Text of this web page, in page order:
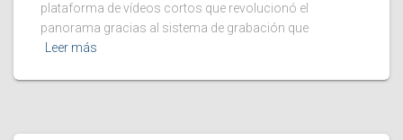
plataforma de vídeos cortos que revolucionó el
panorama gracias al sistema de grabación que
Leer más